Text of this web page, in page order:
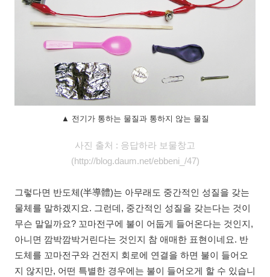
▲ 전기가 통하는 물질과 통하지 않는 물질
사진 출처 : 응답하라 보물창고
(http://blog.daum.net/ebbeni_/47)
그렇다면 반도체(半導體)는 아무래도 중간적인 성질을 갖는
물체를 말하겠지요. 그런데, 중간적인 성질을 갖는다는 것이
무슨 말일까요? 꼬마전구에 불이 어둡게 들어온다는 것인지,
아니면 깜박깜박거린다는 것인지 참 애매한 표현이네요. 반
도체를 꼬마전구와 건전지 회로에 연결을 하면 불이 들어오
지 않지만, 어떤 특별한 경우에는 불이 들어오게 할 수 있습니